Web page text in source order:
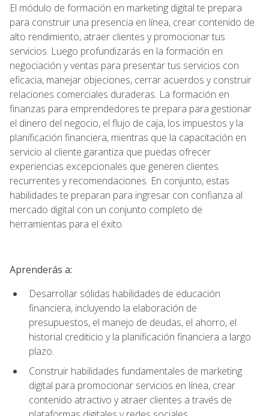
El módulo de formación en marketing digital te prepara
para construir una presencia en línea, crear contenido de
alto rendimiento, atraer clientes y promocionar tus
servicios. Luego profundizarás en la formación en
negociación y ventas para presentar tus servicios con
eficacia, manejar objeciones, cerrar acuerdos y construir
relaciones comerciales duraderas. La formación en
finanzas para emprendedores te prepara para gestionar
el dinero del negocio, el flujo de caja, los impuestos y la
planificación financiera, mientras que la capacitación en
servicio al cliente garantiza que puedas ofrecer
experiencias excepcionales que generen clientes
recurrentes y recomendaciones. En conjunto, estas
habilidades te preparan para ingresar con confianza al
mercado digital con un conjunto completo de
herramientas para el éxito.
Aprenderás a:
Desarrollar sólidas habilidades de educación
financiera, incluyendo la elaboración de
presupuestos, el manejo de deudas, el ahorro, el
historial crediticio y la planificación financiera a largo
plazo.
Construir habilidades fundamentales de marketing
digital para promocionar servicios en línea, crear
contenido atractivo y atraer clientes a través de